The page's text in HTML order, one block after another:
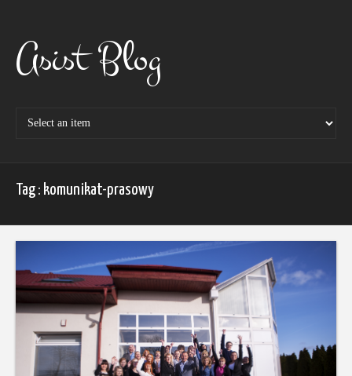
contentAsist Blog
Tag : komunikat-prasowy